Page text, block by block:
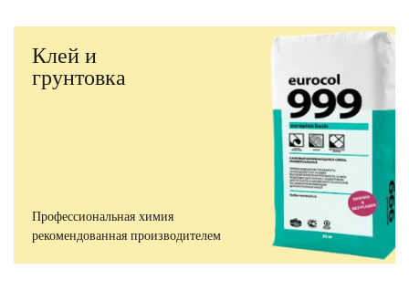
Клей и
грунтовка
Профессиональная химия
рекомендованная производителем